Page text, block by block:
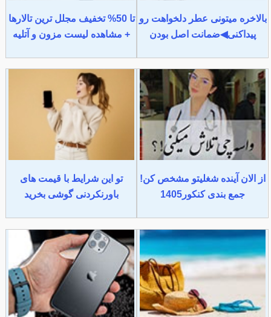
بالاخره میتونی عطر دلخواهت رو
پیداکنی◀ضمانت اصل بودن
تا 50% تخفیف مجلل ترین تالارها
+ مشاهده لیست مزون و آتلیه
از الان آینده شغلیتو مشخص کن!
جمع بندی کنکور1405
تو این شرایط با قیمت های
باورنکردنی گوشی بخرید